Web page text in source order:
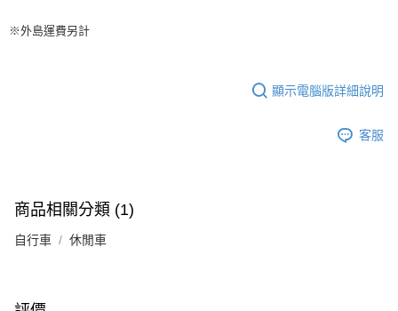
※外島運費另計
顯示電腦版詳細說明
客服
商品相關分類 (1)
自行車 休閒車